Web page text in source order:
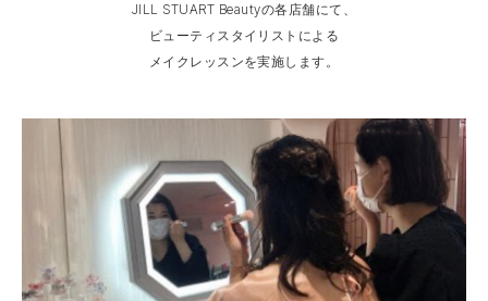
JILL STUART Beautyの各店舗にて、
ビューティスタイリストによる
メイクレッスンを実施します。